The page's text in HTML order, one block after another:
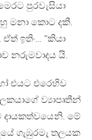
පුරවැසියා
මනා කොට දකී.
ඉතිං… ”කියා
නරුමවාදය යි.
එයට එරෙහිව
ව්‍යාපෘතීන්
දායකත්වයෙනි. මේ
ගැඹුරමැ තලයක